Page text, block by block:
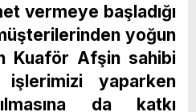
vermeye başladığı
yoğun
Kuaför Afşin sahibi
işlerimizi yaparken
da katkı